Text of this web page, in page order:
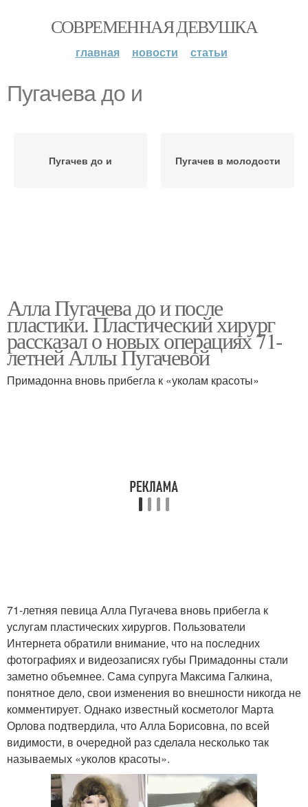
СОВРЕМЕННАЯ ДЕВУШКА
главная новости статьи
Пугачева до и
Пугачев до и Пугачев в молодости
Алла Пугачева до и после
пластики. Пластический хирург
рассказал о новых операциях 71-
летней Аллы Пугачевой
Примадонна вновь прибегла к «уколам красоты»
71-летняя певица Алла Пугачева вновь прибегла к
услугам пластических хирургов. Пользователи
Интернета обратили внимание, что на последних
фотографиях и видеозаписях губы Примадонны стали
заметно объемнее. Сама супруга Максима Галкина,
понятное дело, свои изменения во внешности никогда не
комментирует. Однако известный косметолог Марта
Орлова подтвердила, что Алла Борисовна, по всей
видимости, в очередной раз сделала несколько так
называемых «уколов красоты».